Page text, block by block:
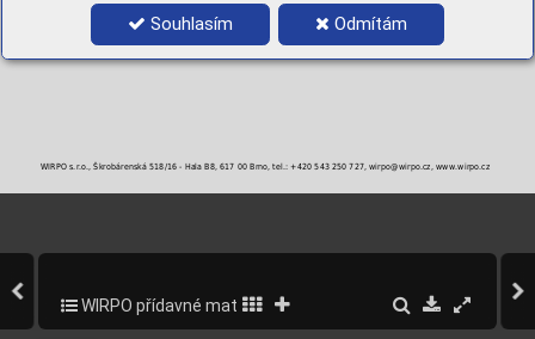
Souhlasím Odmítám
WIRPO s.r.o., Škrobárenská 518/16 - Hala B8, 617 00 Brno, tel.: +420 543 250 727, wirpo@wirpo.cz, www.wirpo.cz
6 x 700 mm 5 kg
WIRPO přídavné materiály pro svařování a navařování 284